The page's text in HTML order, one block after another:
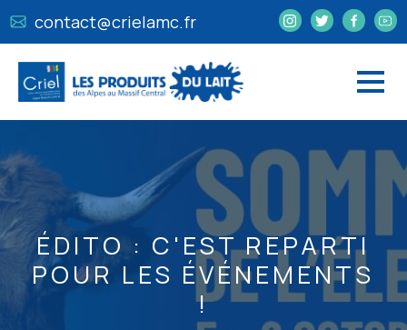
contact@crielamc.fr
ÉDITO : C'EST REPARTI
POUR LES ÉVÉNEMENTS
!